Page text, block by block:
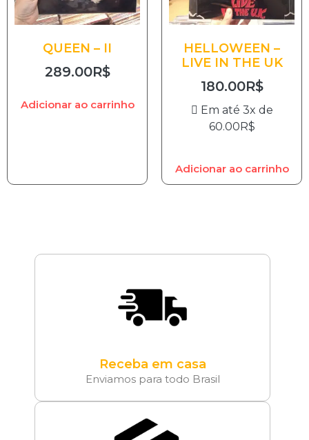
QUEEN – II
289.00R$
Adicionar ao carrinho
HELLOWEEN –
LIVE IN THE UK
180.00R$
Em até 3x de
60.00R$
Adicionar ao carrinho
Receba em casa
Enviamos para todo Brasil